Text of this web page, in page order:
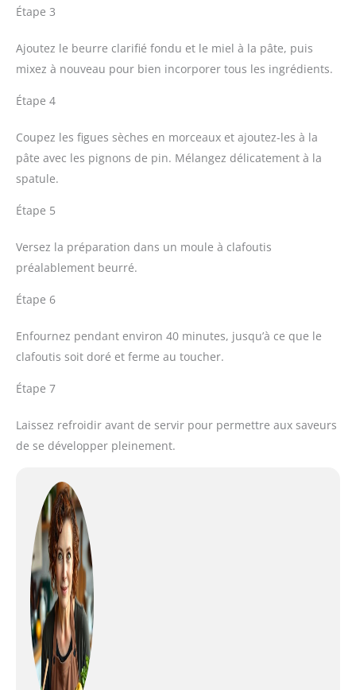
Étape 3
Ajoutez le beurre clarifié fondu et le miel à la pâte, puis
mixez à nouveau pour bien incorporer tous les ingrédients.
Étape 4
Coupez les figues sèches en morceaux et ajoutez-les à la
pâte avec les pignons de pin. Mélangez délicatement à la
spatule.
Étape 5
Versez la préparation dans un moule à clafoutis
préalablement beurré.
Étape 6
Enfournez pendant environ 40 minutes, jusqu’à ce que le
clafoutis soit doré et ferme au toucher.
Étape 7
Laissez refroidir avant de servir pour permettre aux saveurs
de se développer pleinement.